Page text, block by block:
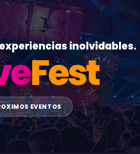
inolvidables.
Fest
EVENTOS